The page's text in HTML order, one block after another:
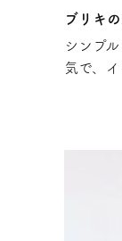
ブリキ
シンプ
気で、